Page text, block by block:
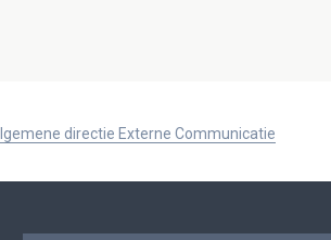
directie Externe Communicatie